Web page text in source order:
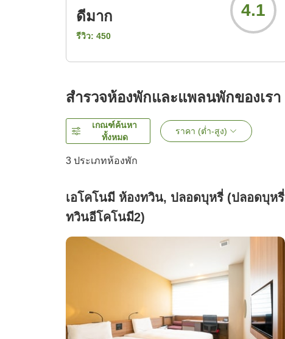
ดีมาก
รีวิว: 450
4.1
สำรวจห้องพักและแพลนพักของเรา
เกณฑ์ค้นหา
ทั้งหมด
ราคา (ต่ำ-สูง)
3 ประเภทห้องพัก
เอโคโนมี ห้องทวิน, ปลอดบุหรี่ (ปลอดบุหรี่
ทวินอีโคโนมี2)